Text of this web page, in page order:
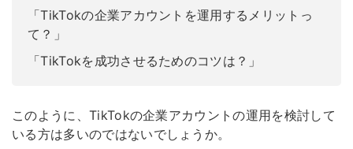
「TikTokの企業アカウントを運用するメリットっ
て？」
「TikTokを成功させるためのコツは？」
このように、TikTokの企業アカウントの運用を検討して
いる方は多いのではないでしょうか。